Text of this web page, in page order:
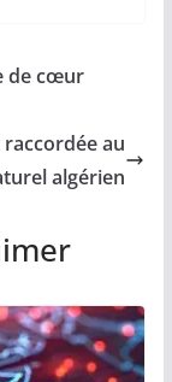
de cœur
au
algérien